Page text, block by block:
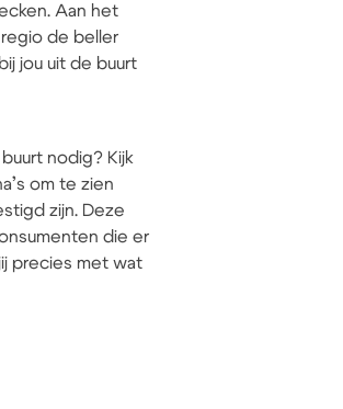
Aan het
de beller
jou uit de buurt
nodig? Kijk
om te zien
zijn. Deze
die er
precies met wat